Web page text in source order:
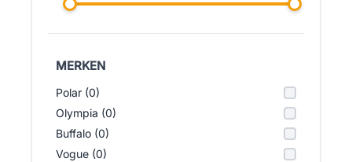
MERKEN
Polar (0)
Olympia (0)
Buffalo (0)
Vogue (0)